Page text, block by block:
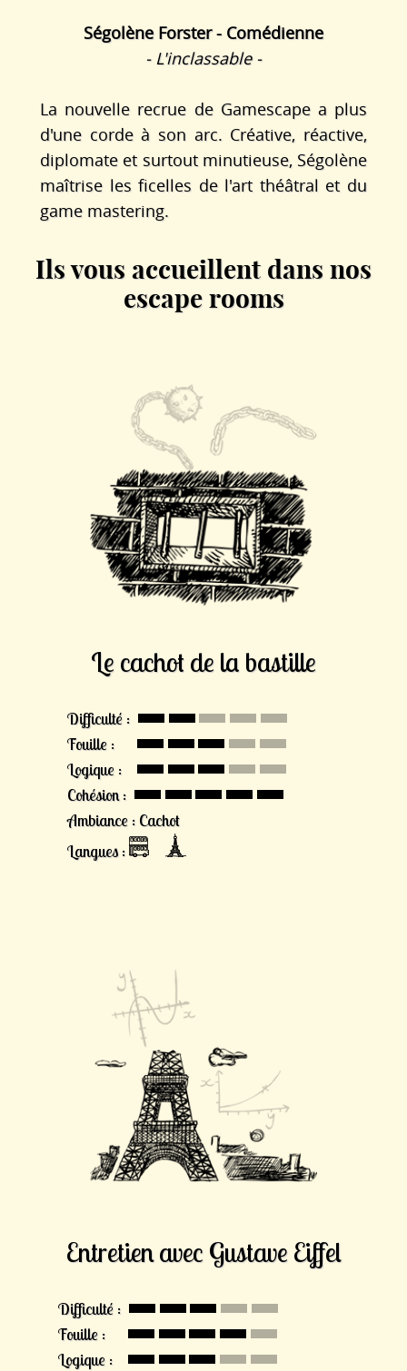
Ségolène Forster - Comédienne
- L'inclassable -
La nouvelle recrue de Gamescape a plus
d'une corde à son arc. Créative, réactive,
diplomate et surtout minutieuse, Ségolène
maîtrise les ficelles de l'art théâtral et du
game mastering.
Ils vous accueillent dans nos
escape rooms
Le cachot de la bastille
Difficulté :
Fouille :
Logique :
Cohésion :
Ambiance : Cachot
Langues :
Entretien avec Gustave Eiffel
Difficulté :
Fouille :
Logique :